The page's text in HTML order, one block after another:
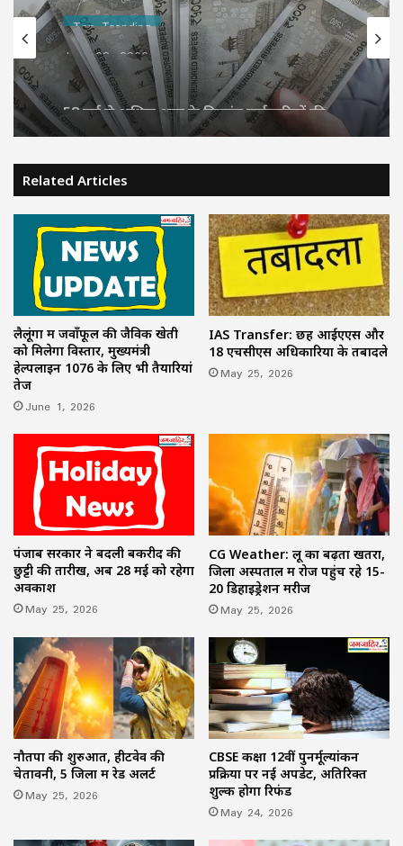
Top Trending
June 28, 2026
58 वर्ष से अधिक आयु के दिव्यांग कर्मचारियों की
सेवाएं की जाएंगी समाप्त, वित्त विभाग ने जारी
किया आदेश
Related Articles
लैलूंगा में जवाँफूल की जैविक खेती
को मिलेगा विस्तार, मुख्यमंत्री
हेल्पलाइन 1076 के लिए भी तैयारियां
तेज
June 1, 2026
IAS Transfer: छह आईएएस और
18 एचसीएस अधिकारियों के तबादले
May 25, 2026
पंजाब सरकार ने बदली बकरीद की
छुट्टी की तारीख, अब 28 मई को रहेगा
अवकाश
May 25, 2026
CG Weather: लू का बढ़ता खतरा,
जिला अस्पताल में रोज पहुंच रहे 15-
20 डिहाइड्रेशन मरीज
May 25, 2026
नौतपा की शुरुआत, हीटवेव की
चेतावनी, 5 जिलों में रेड अलर्ट
May 25, 2026
CBSE कक्षा 12वीं पुनर्मूल्यांकन
प्रक्रिया पर नई अपडेट, अतिरिक्त
शुल्क होगा रिफंड
May 24, 2026